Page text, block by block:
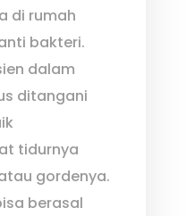
di rumah
bakteri.
dalam
ditangani
tidurnya
gordenya.
berasal